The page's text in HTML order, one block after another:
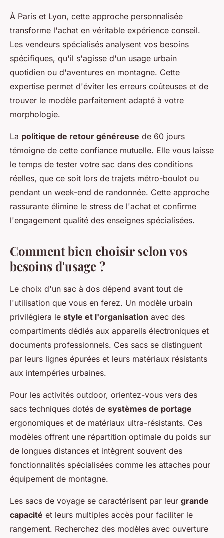
À Paris et Lyon, cette approche personnalisée
transforme l'achat en véritable expérience conseil.
Les vendeurs spécialisés analysent vos besoins
spécifiques, qu'il s'agisse d'un usage urbain
quotidien ou d'aventures en montagne. Cette
expertise permet d'éviter les erreurs coûteuses et de
trouver le modèle parfaitement adapté à votre
morphologie.
La politique de retour généreuse de 60 jours
témoigne de cette confiance mutuelle. Elle vous laisse
le temps de tester votre sac dans des conditions
réelles, que ce soit lors de trajets métro-boulot ou
pendant un week-end de randonnée. Cette approche
rassurante élimine le stress de l'achat et confirme
l'engagement qualité des enseignes spécialisées.
Comment bien choisir selon vos
besoins d'usage ?
Le choix d'un sac à dos dépend avant tout de
l'utilisation que vous en ferez. Un modèle urbain
privilégiera le style et l'organisation avec des
compartiments dédiés aux appareils électroniques et
documents professionnels. Ces sacs se distinguent
par leurs lignes épurées et leurs matériaux résistants
aux intempéries urbaines.
Pour les activités outdoor, orientez-vous vers des
sacs techniques dotés de systèmes de portage
ergonomiques et de matériaux ultra-résistants. Ces
modèles offrent une répartition optimale du poids sur
de longues distances et intègrent souvent des
fonctionnalités spécialisées comme les attaches pour
équipement de montagne.
Les sacs de voyage se caractérisent par leur grande
capacité et leurs multiples accès pour faciliter le
rangement. Recherchez des modèles avec ouverture